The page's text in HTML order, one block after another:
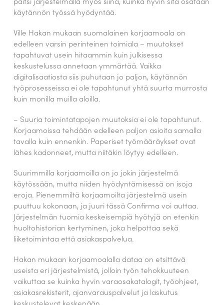
käytännön työssä hyödyntää.
Ville Hakan mukaan suomalainen korjaamoala on
edelleen varsin perinteinen toimiala – muutokset
tapahtuvat usein hitaammin kuin julkisessa
keskustelussa annetaan ymmärtää. Vaikka
digitalisaatiosta siis puhutaan jo paljon, käytännön
työprosesseissa ei ole tapahtunut yhtä suurta murrosta
kuin monilla muilla aloilla.
– Suuria toimintatapojen muutoksia ei ole tapahtunut.
Korjaamoissa tehdään edelleen paljon asioita samalla
tavalla kuin ennenkin. Paperiset työmääräykset ovat
lähes kadonneet, mutta niitäkin löytyy edelleen.
Suurimmilla korjaamoilla on jo jokin järjestelmä
käytössään, mutta niiden hyödyntämisessä on isoja
eroja. Pienemmiltä korjaamoilta järjestelmä usein
puuttuu kokonaan, ja juuri tässä Confirma voi auttaa.
Järjestelmän tuomia keskeisempiä hyötyjä on etenkin
huoltohistorian kertyminen, joka helpottaa sekä
liiketoimintaa että asiakaspalvelua.
Hakan mukaan korjaamoalalla dataa on etsittävä
useista eri järjestelmistä, jolloin työn tehokkuuteen
vaikuttaa se kuinka hyvin varaosakatalogit, työohjeet,
asiakasrekisterit, ajanvarauspalvelut ja laskutus
keskustelevat keskenään.